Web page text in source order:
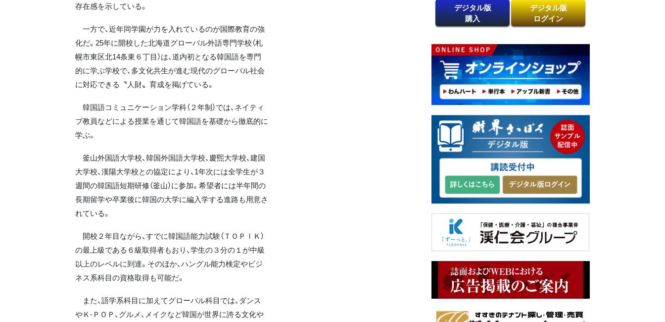
存在感を示している。
一方で、近年同学園が力を入れているのが国際教育の強
化だ。25年に開校した北海道グローバル外語専門学校（札
幌市東区北14条東６丁目）は、道内初となる韓国語を専門
的に学ぶ学校で、多文化共生が進む現代のグローバル社会
に対応できる〝人財〟育成を掲げている。
韓国語コミュニケーション学科（２年制）では、ネイティ
ブ教員などによる授業を通じて韓国語を基礎から徹底的に
学ぶ。
釜山外国語大学校、韓国外国語大学校、慶煕大学校、建国
大学校、漢陽大学校との協定により、1年次には全学生が３
週間の韓国語短期研修（釜山）に参加。希望者には半年間の
長期留学や卒業後に韓国の大学に編入学する進路も用意さ
れている。
開校２年目ながら、すでに韓国語能力試験（ＴＯＰＩＫ）
の最上級である６級取得者もおり、学生の３分の１が中級
以上のレベルに到達。そのほか、ハングル能力検定やビジ
ネス系科目の資格取得も可能だ。
また、語学系科目に加えてグローバル科目では、ダンス
やＫ‐ＰＯＰ、グルメ、メイクなど韓国が世界に誇る文化や
デジタル版
購入
デジタル版
ログイン